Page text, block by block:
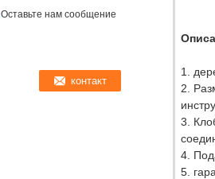
Оставьте нам сообщение
1.
2.
3.
4.
5.